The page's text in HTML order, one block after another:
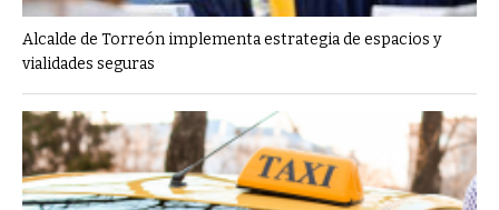
Alcalde de Torreón implementa estrategia de espacios y
vialidades seguras